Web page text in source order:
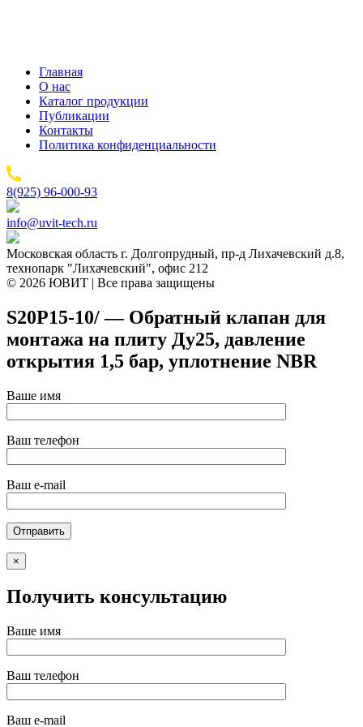
Главная
О нас
Каталог продукции
Публикации
Контакты
Политика конфиденциальности
8(925) 96-000-93
info@uvit-tech.ru
Московская область г. Долгопрудный, пр-д Лихачевский д.8,
технопарк "Лихачевский", офис 212
© 2026 ЮВИТ | Все права защищены
S20P15-10/ — Обратный клапан для
монтажа на плиту Ду25, давление
открытия 1,5 бар, уплотнение NBR
Ваше имя
Ваш телефон
Ваш e-mail
×
Получить консультацию
Ваше имя
Ваш телефон
Ваш e-mail